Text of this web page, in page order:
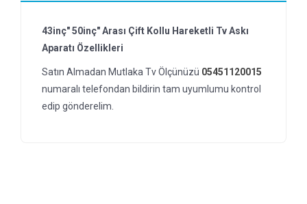
43inç" 50inç" Arası Çift Kollu Hareketli Tv Askı
Aparatı Özellikleri
Satın Almadan Mutlaka Tv Ölçünüzü 05451120015
numaralı telefondan bildirin tam uyumlumu kontrol
edip gönderelim.